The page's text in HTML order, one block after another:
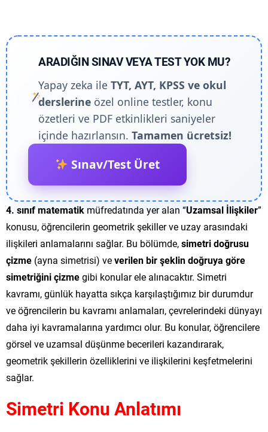
ARADIĞIN SINAV VEYA TEST YOK MU?
Yapay zeka ileTYT, AYT, KPSS ve okul
derslerine özel online testler, konu
özetleri ve PDF etkinlikleri saniyeler
içinde hazırlansın.Tamamen ücretsiz!
Sınav/Test Üret
4. sınıf matematik müfredatında yer alan “Uzamsal İlişkiler”
konusu, öğrencilerin geometrik şekiller ve uzay arasındaki
ilişkileri anlamalarını sağlar. Bu bölümde,simetri doğrusu
çizme (ayna simetrisi) veverilen bir şeklin doğruya göre
simetriğini çizmegibi konular ele alınacaktır. Simetri
kavramı, günlük hayatta sıkça karşılaştığımız bir durumdur
ve öğrencilerin bu kavramı anlamaları, çevrelerindeki dünyayı
daha iyi kavramalarına yardımcı olur. Bu konular, öğrencilere
görsel ve uzamsal düşünme becerileri kazandırarak,
geometrik şekillerin özelliklerini ve ilişkilerini keşfetmelerini
sağlar.
Simetri Konu Anlatımı